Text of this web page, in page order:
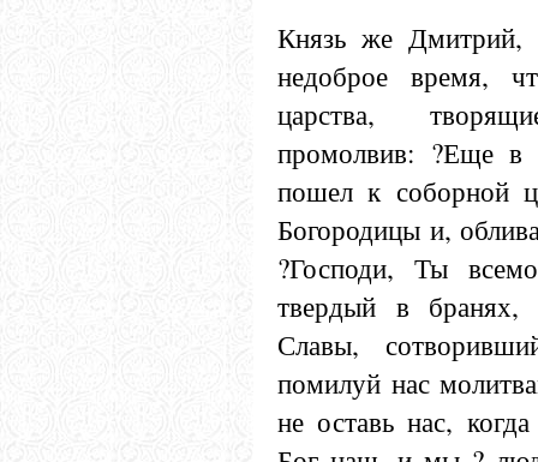
Князь же Дмитрий,
недоброе время,
царства,
промолвив: ?Еще в
пошел к соборной
Богородицы и,
?Господи, Ты
твердый в
Славы,
помилуй нас
не оставь нас,